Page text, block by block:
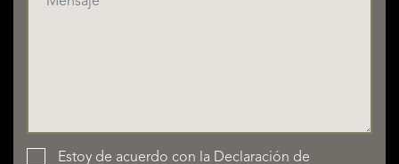
Estoy de acuerdo con la Declaración de